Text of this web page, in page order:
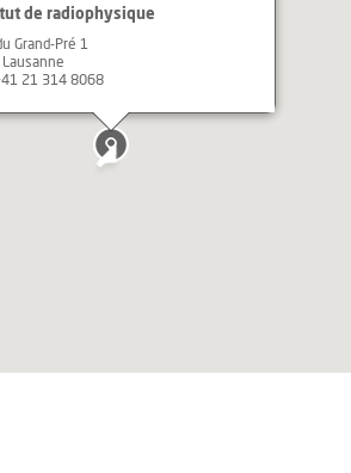
de radiophysique
Grand-Pré 1
21 314 8068